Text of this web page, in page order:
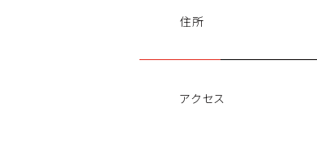
住所
アクセス